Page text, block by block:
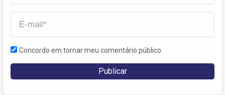
Concordo em tornar meu comentário público